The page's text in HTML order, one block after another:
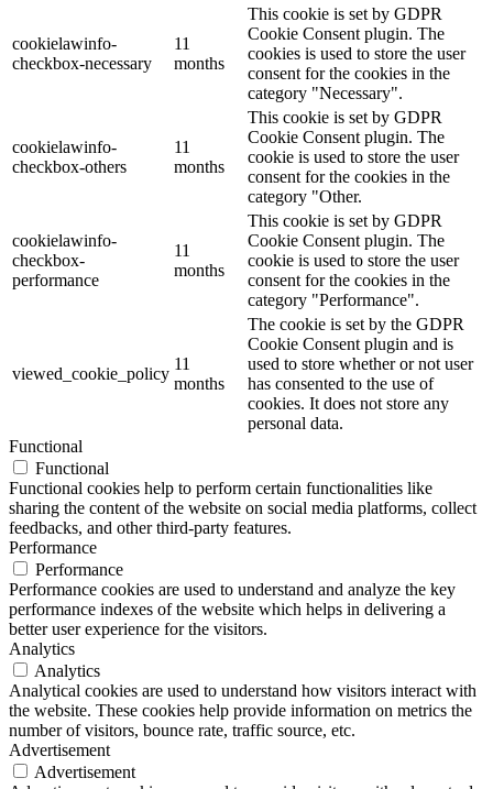
cookielawinfo-
checkbox-necessary
11
months
This cookie is set by GDPR
Cookie Consent plugin. The
cookies is used to store the user
consent for the cookies in the
category "Necessary".
cookielawinfo-
checkbox-others
11
months
This cookie is set by GDPR
Cookie Consent plugin. The
cookie is used to store the user
consent for the cookies in the
category "Other.
cookielawinfo-
checkbox-
performance
11
months
This cookie is set by GDPR
Cookie Consent plugin. The
cookie is used to store the user
consent for the cookies in the
category "Performance".
viewed_cookie_policy
11
months
The cookie is set by the GDPR
Cookie Consent plugin and is
used to store whether or not user
has consented to the use of
cookies. It does not store any
personal data.
Functional
Functional
Functional cookies help to perform certain functionalities like
sharing the content of the website on social media platforms, collect
feedbacks, and other third-party features.
Performance
Performance
Performance cookies are used to understand and analyze the key
performance indexes of the website which helps in delivering a
better user experience for the visitors.
Analytics
Analytics
Analytical cookies are used to understand how visitors interact with
the website. These cookies help provide information on metrics the
number of visitors, bounce rate, traffic source, etc.
Advertisement
Advertisement